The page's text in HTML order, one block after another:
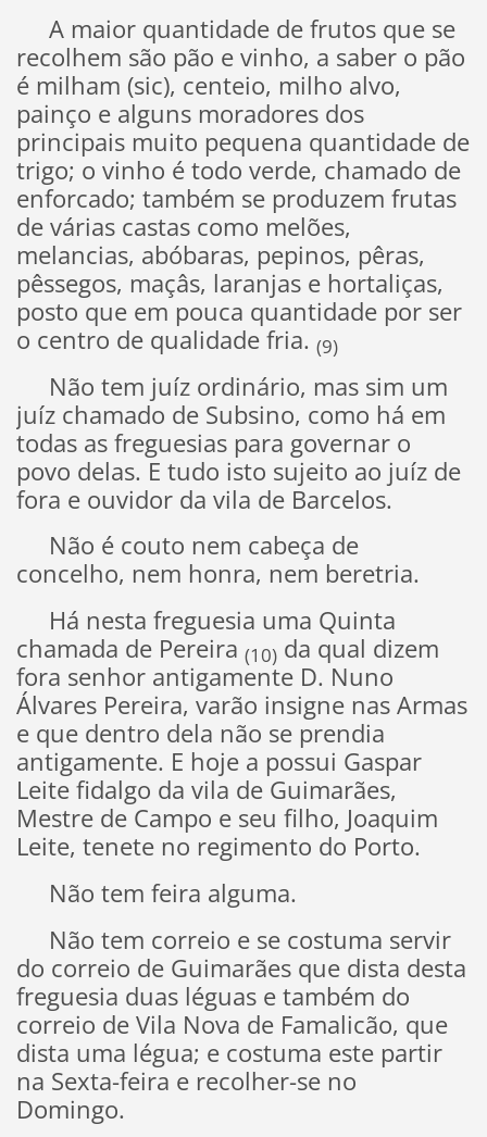
A maior quantidade de frutos que se
recolhem são pão e vinho, a saber o pão
é milham (sic), centeio, milho alvo,
painço e alguns moradores dos
principais muito pequena quantidade de
trigo; o vinho é todo verde, chamado de
enforcado; também se produzem frutas
de várias castas como melões,
melancias, abóbaras, pepinos, pêras,
pêssegos, maçâs, laranjas e hortaliças,
posto que em pouca quantidade por ser
o centro de qualidade fria. (9)
Não tem juíz ordinário, mas sim um
juíz chamado de Subsino, como há em
todas as freguesias para governar o
povo delas. E tudo isto sujeito ao juíz de
fora e ouvidor da vila de Barcelos.
Não é couto nem cabeça de
concelho, nem honra, nem beretria.
Há nesta freguesia uma Quinta
chamada de Pereira (10)da qual dizem
fora senhor antigamente D. Nuno
Álvares Pereira, varão insigne nas Armas
e que dentro dela não se prendia
antigamente. E hoje a possui Gaspar
Leite fidalgo da vila de Guimarães,
Mestre de Campo e seu filho, Joaquim
Leite, tenete no regimento do Porto.
Não tem feira alguma.
Não tem correio e se costuma servir
do correio de Guimarães que dista desta
freguesia duas léguas e também do
correio de Vila Nova de Famalicão, que
dista uma légua; e costuma este partir
na Sexta-feira e recolher-se no
Domingo.